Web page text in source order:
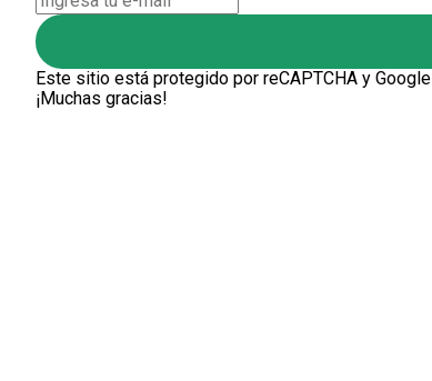
Este sitio está protegido por reCAPTCHA y Google
¡Muchas gracias!